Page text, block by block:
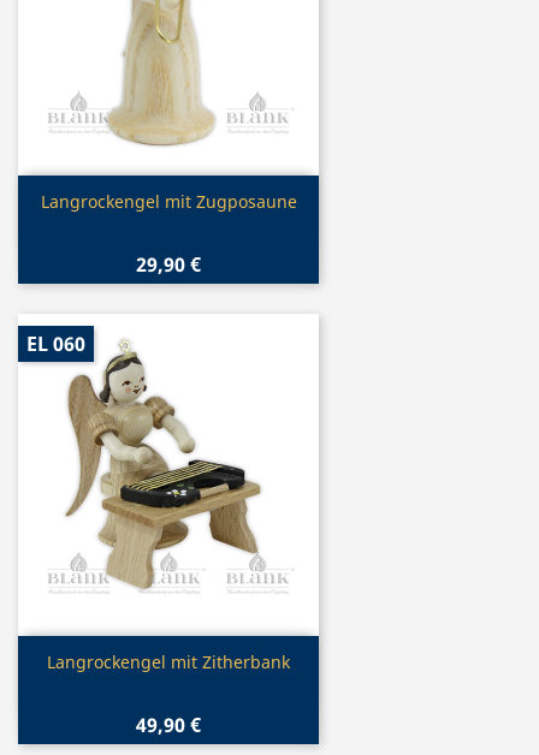
Vorschau
Langrockengel mit Zugposaune
29,90 €
Vorschau
Langrockengel mit Zitherbank
49,90 €
EL 060